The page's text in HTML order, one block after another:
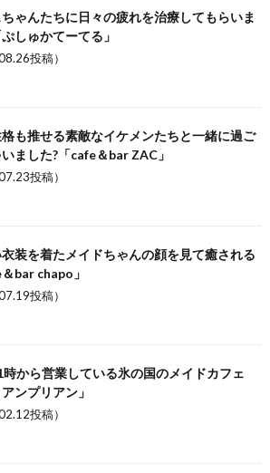
ゃんたちに日々の疲れを治療してもらいま
しゅかてーてる」
投稿）
も推せる素敵なイケメンたちと一緒に過ご
いました?「cafe＆bar ZAC」
投稿）
装を着たメイドちゃんの顔を見て癒される
＆bar chapo」
投稿）
時から営業している氷の国のメイドカフェ
アンプリアン」
投稿）